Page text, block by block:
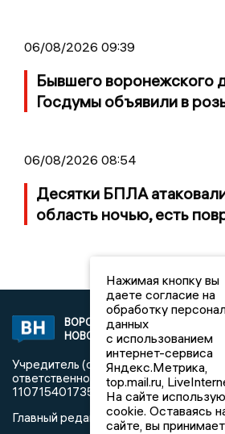
06/08/2026 09:39
Бывшего воронежского
Госдумы объявили в
06/08/2026 08:54
Десятки БПЛА
область ночью, есть
ВОРОНЕЖСКИЕ
НОВОСТИ
2019 ©
«Воронежские
Учредитель (соучредители):
ответственностью
1107154017354)
Главный редактор: Пирогов А.А.
Нажимая кнопку вы
даете согласие на
обработку
данных
с использованием
интернет-сервиса
Яндекс.Метрика,
top.mail.ru,
На сайте
cookie. Оставаясь
сайте, вы